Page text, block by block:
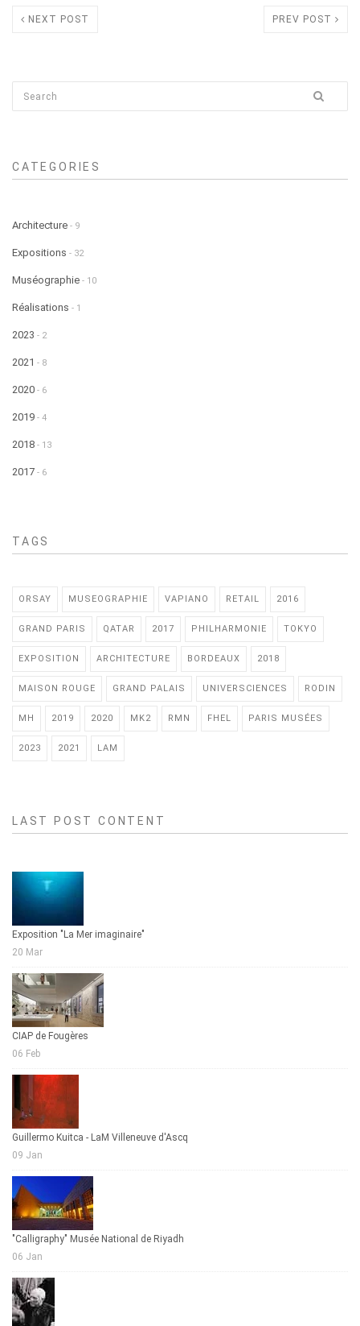
NEXT POST PREV POST
CATEGORIES
Architecture - 9
Expositions - 32
Muséographie - 10
Réalisations - 1
2023 - 2
2021 - 8
2020 - 6
2019 - 4
2018 - 13
2017 - 6
TAGS
ORSAY MUSEOGRAPHIE VAPIANO RETAIL 2016
GRAND PARIS QATAR 2017 PHILHARMONIE TOKYO
EXPOSITION ARCHITECTURE BORDEAUX 2018
MAISON ROUGE GRAND PALAIS UNIVERSCIENCES RODIN
MH 2019 2020 MK2 RMN FHEL PARIS MUSÉES
2023 2021 LAM
LAST POST CONTENT
Exposition "La Mer imaginaire"
20 Mar
CIAP de Fougères
06 Feb
Guillermo Kuitca - LaM Villeneuve d'Ascq
09 Jan
"Calligraphy" Musée National de Riyadh
06 Jan